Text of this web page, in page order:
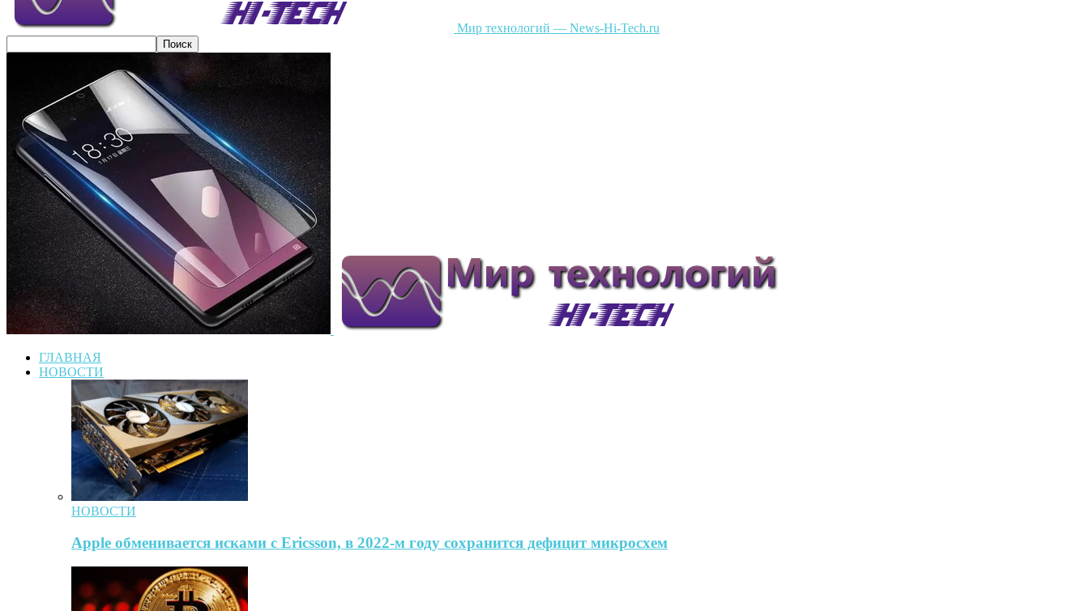
Мир технологий — News-Hi-Tech.ru
ГЛАВНАЯ
НОВОСТИ
НОВОСТИ
Apple обменивается исками с Ericsson, в 2022-м году сохранится дефицит микросхем